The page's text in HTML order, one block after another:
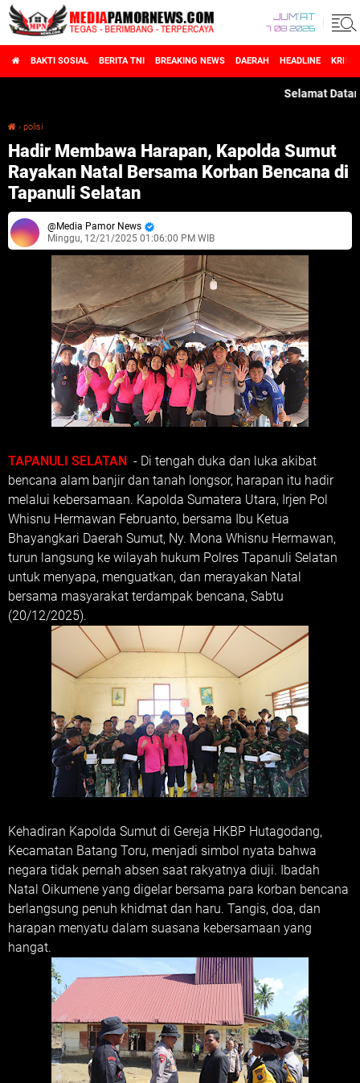
JUM'AT
7 08 2026
BAKTI SOSIAL BERITA TNI BREAKING NEWS DAERAH HEADLINE
Selamat Datang di
› polisi
Hadir Membawa Harapan, Kapolda Sumut
Rayakan Natal Bersama Korban Bencana di
Tapanuli Selatan
Media Pamor News
Minggu, 12/21/2025 01:06:00 PM WIB
TAPANULI SELATAN - Di tengah duka dan luka akibat
bencana alam banjir dan tanah longsor, harapan itu hadir
melalui kebersamaan. Kapolda Sumatera Utara, Irjen Pol
Whisnu Hermawan Februanto, bersama Ibu Ketua
Bhayangkari Daerah Sumut, Ny. Mona Whisnu Hermawan,
turun langsung ke wilayah hukum Polres Tapanuli Selatan
untuk menyapa, menguatkan, dan merayakan Natal
bersama masyarakat terdampak bencana, Sabtu
(20/12/2025).
Kehadiran Kapolda Sumut di Gereja HKBP Hutagodang,
Kecamatan Batang Toru, menjadi simbol nyata bahwa
negara tidak pernah absen saat rakyatnya diuji. Ibadah
Natal Oikumene yang digelar bersama para korban bencana
berlangsung penuh khidmat dan haru. Tangis, doa, dan
harapan menyatu dalam suasana kebersamaan yang
hangat.